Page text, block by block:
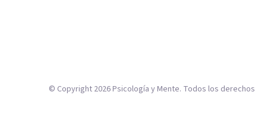
© Copyright 2026Psicología y Mente. Todos los